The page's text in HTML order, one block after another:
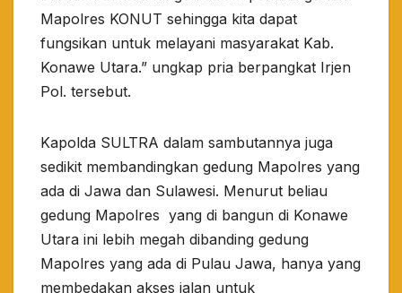
Mapolres KONUT sehingga kita dapat
fungsikan untuk melayani masyarakat Kab.
Konawe Utara.” ungkap pria berpangkat Irjen
Pol. tersebut.
Kapolda SULTRA dalam sambutannya juga
sedikit membandingkan gedung Mapolres yang
ada di Jawa dan Sulawesi. Menurut beliau
gedung Mapolres yang di bangun di Konawe
Utara ini lebih megah dibanding gedung
Mapolres yang ada di Pulau Jawa, hanya yang
membedakan akses jalan untuk